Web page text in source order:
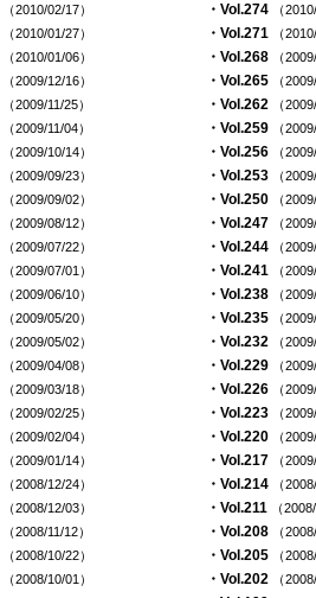
（2010/02/17） ・Vol.274 （
（2010/01/27） ・Vol.271 （
（2010/01/06） ・Vol.268 （
（2009/12/16） ・Vol.265 （
（2009/11/25） ・Vol.262 （
（2009/11/04） ・Vol.259 （
（2009/10/14） ・Vol.256 （
（2009/09/23） ・Vol.253 （
（2009/09/02） ・Vol.250 （
（2009/08/12） ・Vol.247 （
（2009/07/22） ・Vol.244 （
（2009/07/01） ・Vol.241 （
（2009/06/10） ・Vol.238 （
（2009/05/20） ・Vol.235 （
（2009/05/02） ・Vol.232 （
（2009/04/08） ・Vol.229 （
（2009/03/18） ・Vol.226 （
（2009/02/25） ・Vol.223 （
（2009/02/04） ・Vol.220 （
（2009/01/14） ・Vol.217 （
（2008/12/24） ・Vol.214 （
（2008/12/03） ・Vol.211 （
（2008/11/12） ・Vol.208 （
（2008/10/22） ・Vol.205 （
（2008/10/01） ・Vol.202 （